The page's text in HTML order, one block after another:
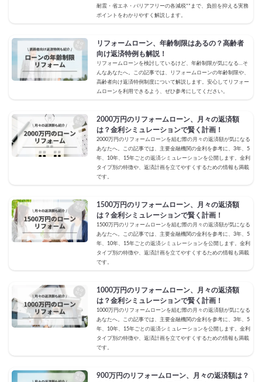
耐震・省エネ・バリアフリーの各減税**まで、負担を抑える実務
ポイントをわかりやすく解説します。
リフォームローン、年齢制限はあるの？高齢者
向け返済特例も解説！
リフォームローンを検討しているけど、年齢制限が気になる…そ
んなあなたへ。この記事では、リフォームローンの年齢制限や、
高齢者向け返済特例制度について解説します。安心してリフォー
ムローンを利用できるよう、ぜひ参考にしてください。
2000万円のリフォームローン、月々の返済額
は？金利シミュレーションで賢く計画！
2000万円のリフォームローンを組む際の月々の返済額が気になる
あなたへ。この記事では、主要金融機関の金利を参考に、3年、5
年、10年、15年ごとの返済シミュレーションを公開します。金利
タイプ別の特徴や、返済計画を立てやすくするための情報も満載
です。
1500万円のリフォームローン、月々の返済額
は？金利シミュレーションで賢く計画！
1500万円のリフォームローンを組む際の月々の返済額が気になる
あなたへ。この記事では、主要金融機関の金利を参考に、3年、5
年、10年、15年ごとの返済シミュレーションを公開します。金利
タイプ別の特徴や、返済計画を立てやすくするための情報も満載
です。
1000万円のリフォームローン、月々の返済額
は？金利シミュレーションで賢く計画！
1000万円のリフォームローンを組む際の月々の返済額が気になる
あなたへ。この記事では、主要金融機関の金利を参考に、3年、5
年、10年、15年ごとの返済シミュレーションを公開します。金利
タイプ別の特徴や、返済計画を立てやすくするための情報も満載
です。
900万円のリフォームローン、月々の返済額は？